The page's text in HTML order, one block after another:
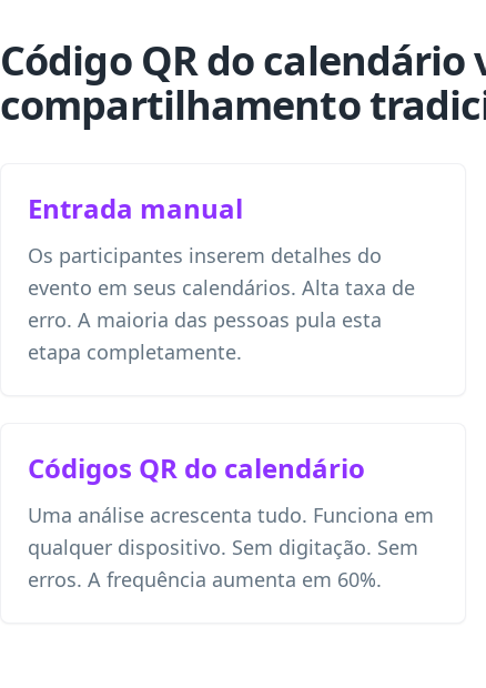
Código QR do calendário
compartilhamento
Entrada manual
Os participantes inserem detalhes do
evento em seus calendários. Alta taxa de
erro. A maioria das pessoas pula esta
etapa completamente.
Códigos QR do calendário
Uma análise acrescenta tudo. Funciona em
qualquer dispositivo. Sem digitação. Sem
erros. A frequência aumenta em 60%.